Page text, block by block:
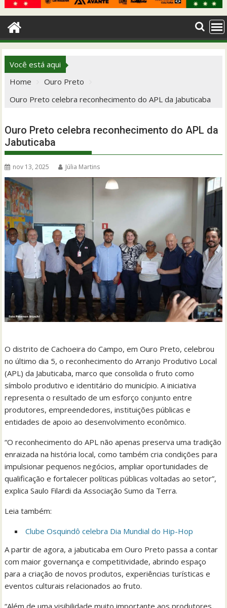
Você está aqui
Home
Ouro Preto
Ouro Preto celebra reconhecimento do APL da Jabuticaba
Ouro Preto celebra reconhecimento do APL da
Jabuticaba
nov 13, 2025 Júlia Martins
O distrito de Cachoeira do Campo, em Ouro Preto, celebrou
no último dia 5, o reconhecimento do Arranjo Produtivo Local
(APL) da Jabuticaba, marco que consolida o fruto como
símbolo produtivo e identitário do município. A iniciativa
representa o resultado de um esforço conjunto entre
produtores, empreendedores, instituições públicas e
entidades de apoio ao desenvolvimento econômico.
“O reconhecimento do APL não apenas preserva uma tradição
enraizada na história local, como também cria condições para
impulsionar pequenos negócios, ampliar oportunidades de
qualificação e fortalecer políticas públicas voltadas ao setor”,
explica Saulo Filardi da Associação Sumo da Terra.
Leia também:
Clube Osquindô celebra Dia Mundial do Hip-Hop
A partir de agora, a jabuticaba em Ouro Preto passa a contar
com maior governança e competitividade, abrindo espaço
para a criação de novos produtos, experiências turísticas e
eventos culturais relacionados ao fruto.
“Além de uma visibilidade muito importante aos produtores,